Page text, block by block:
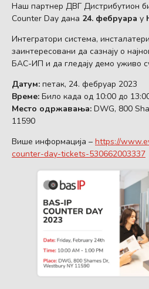
Наш партнер ДВГ Дистрибутион
Counter Day дана 24. фебруара у
Интегратори система,
заинтересовани да сазнају о
БАС-ИП и да гледају демо уживо
Датум: петак, 24. фебруар 2023
Време: Било када од 10:00 до
Место одржавања: DWG, 800
11590
Више информација – https://
counter-day-tickets-530662003337